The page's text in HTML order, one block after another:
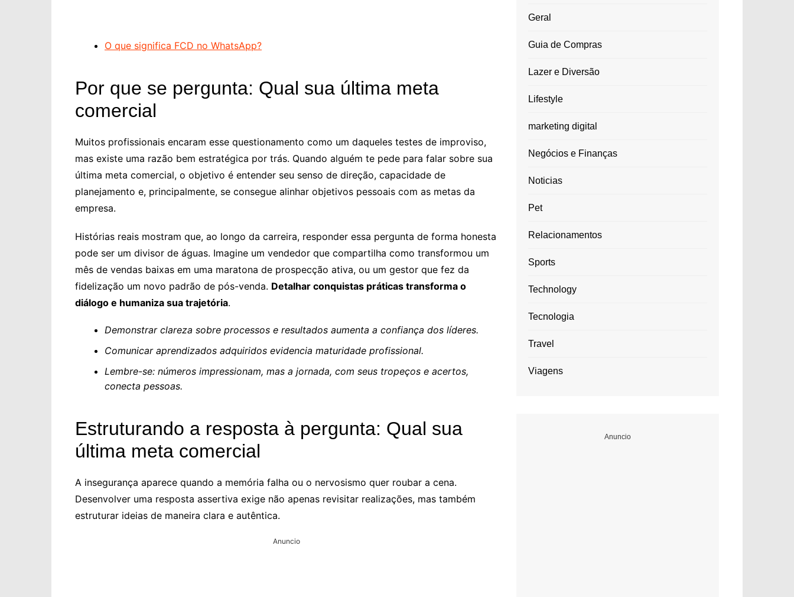
O que significa FCD no WhatsApp?
Por que se pergunta: Qual sua última meta
comercial
Muitos profissionais encaram esse questionamento como um daqueles testes de improviso,
mas existe uma razão bem estratégica por trás. Quando alguém te pede para falar sobre sua
última meta comercial, o objetivo é entender seu senso de direção, capacidade de
planejamento e, principalmente, se consegue alinhar objetivos pessoais com as metas da
empresa.
Histórias reais mostram que, ao longo da carreira, responder essa pergunta de forma honesta
pode ser um divisor de águas. Imagine um vendedor que compartilha como transformou um
mês de vendas baixas em uma maratona de prospecção ativa, ou um gestor que fez da
fidelização um novo padrão de pós-venda. Detalhar conquistas práticas transforma o
diálogo e humaniza sua trajetória.
Demonstrar clareza sobre processos e resultados aumenta a confiança dos líderes.
Comunicar aprendizados adquiridos evidencia maturidade profissional.
Lembre-se: números impressionam, mas a jornada, com seus tropeços e acertos,
conecta pessoas.
Estruturando a resposta à pergunta: Qual sua
última meta comercial
A insegurança aparece quando a memória falha ou o nervosismo quer roubar a cena.
Desenvolver uma resposta assertiva exige não apenas revisitar realizações, mas também
estruturar ideias de maneira clara e autêntica.
Anuncio
Geral
Guia de Compras
Lazer e Diversão
Lifestyle
marketing digital
Negócios e Finanças
Noticias
Pet
Relacionamentos
Sports
Technology
Tecnologia
Travel
Viagens
Anuncio